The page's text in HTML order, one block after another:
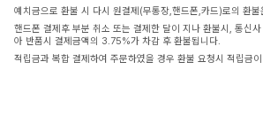
예치금으로 환불 시 다시 원결제(무통장,핸드폰,카드)로의 환불
핸드폰 결제후 부분 취소 또는 결제한 달이 지나 환불시, 통신
아 반품시 결제금액의 3.75%가 차감 후 환불됩니다.
적립금과 복합 결제하여 주문하였을 경우 환불 요청시 적립금